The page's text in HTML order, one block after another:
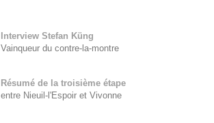
Interview Stefan Küng
Vainqueur du contre-la-montre
Résumé de la troisième étape
entre Nieuil-l'Espoir et Vivonne